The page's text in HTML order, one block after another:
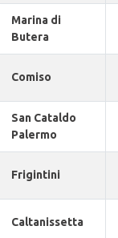
Marina di
Butera
Comiso
San Cataldo
Palermo
Frigintini
Caltanissetta